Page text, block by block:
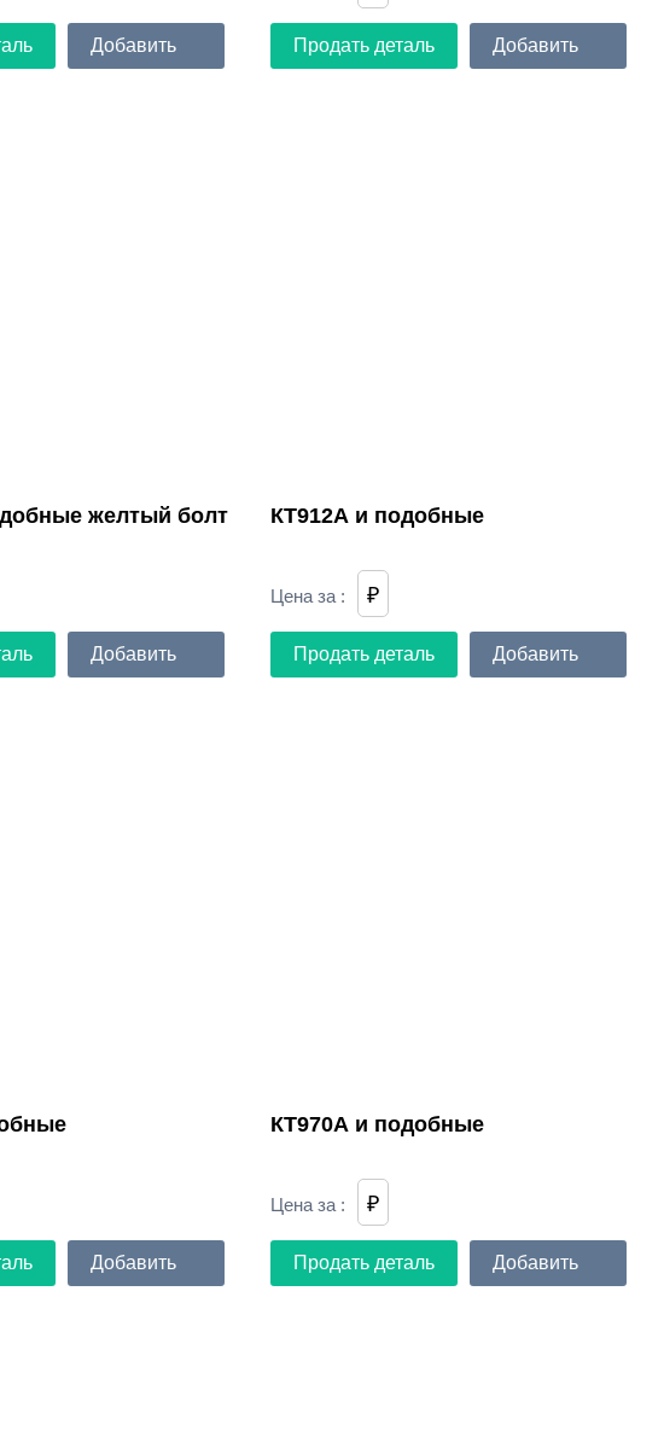
Добавить Продать деталь Добавить
желтый болт
Добавить
КТ912А и подобные
Цена за : ₽
Продать деталь Добавить
Добавить
КТ970А и подобные
Цена за : ₽
Продать деталь Добавить